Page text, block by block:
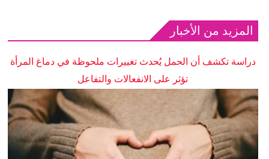
المزيد من الأخبار
دراسة تكشف أن الحمل يُحدث تغييرات ملحوظة في دماغ المرأة
تؤثر على الانفعالات والتفاعل